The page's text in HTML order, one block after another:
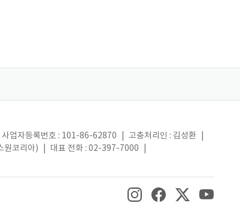
사업자등록번호 : 101-86-62870 고충처리인 : 김성환
원코리아) 대표 전화 : 02-397-7000